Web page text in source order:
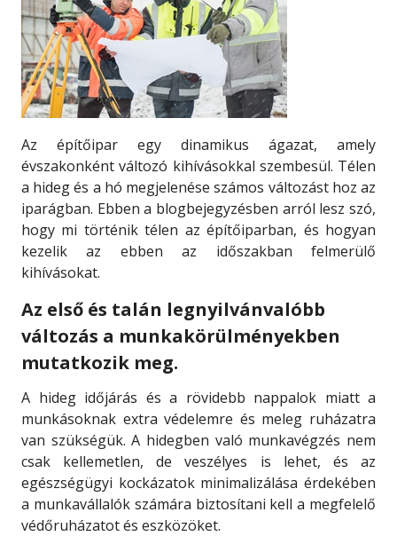
Az építőipar egy dinamikus ágazat, amely
évszakonként változó kihívásokkal szembesül. Télen
a hideg és a hó megjelenése számos változást hoz az
iparágban. Ebben a blogbejegyzésben arról lesz szó,
hogy mi történik télen az építőiparban, és hogyan
kezelik az ebben az időszakban felmerülő
kihívásokat.
Az első és talán legnyilvánvalóbb
változás a munkakörülményekben
mutatkozik meg.
A hideg időjárás és a rövidebb nappalok miatt a
munkásoknak extra védelemre és meleg ruházatra
van szükségük. A hidegben való munkavégzés nem
csak kellemetlen, de veszélyes is lehet, és az
egészségügyi kockázatok minimalizálása érdekében
a munkavállalók számára biztosítani kell a megfelelő
védőruházatot és eszközöket.